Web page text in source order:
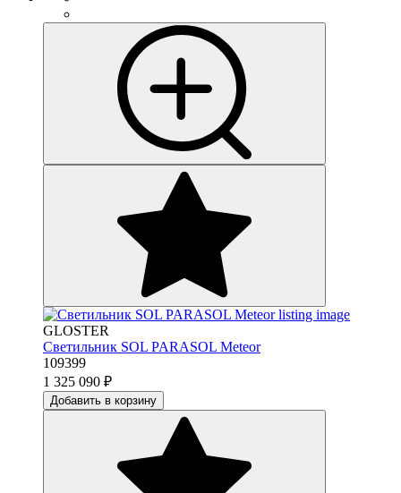
GLOSTER
Светильник SOL PARASOL Meteor
109399
1 325 090 ₽
Добавить в корзину